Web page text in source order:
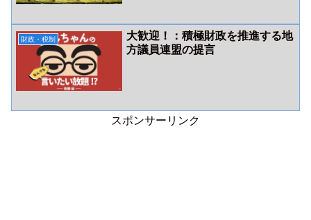
財政・税制
大歓迎！：積極財政を推進する地
方議員連盟の提言
スポンサーリンク